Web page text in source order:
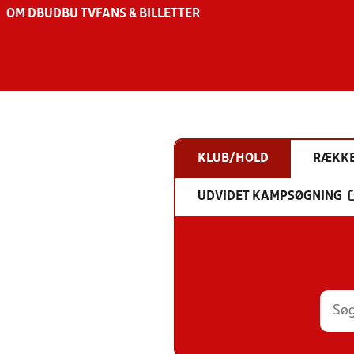
OM DBU DBU TV FANS & BILLETTER
KLUB/HOLD
UDVIDET KAMPSØGNING